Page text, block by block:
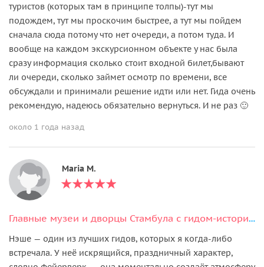
туристов (которых там в принципе толпы)-тут мы
подождем, тут мы проскочим быстрее, а тут мы пойдем
сначала сюда потому что нет очереди, а потом туда. И
вообще на каждом экскурсионном объекте у нас была
сразу информация сколько стоит входной билет,бывают
ли очереди, сколько займет осмотр по времени, все
обсуждали и принимали решение идти или нет. Гида очень
рекомендую, надеюсь обязательно вернуться. И не раз 🙂
около 1 года назад
Maria M.
Главные музеи и дворцы Стамбула с гидом-историком
Нэше — один из лучших гидов, которых я когда-либо
встречала. У неё искрящийся, праздничный характер,